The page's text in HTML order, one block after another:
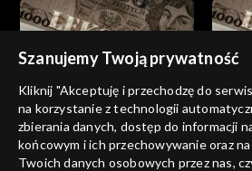
Leksykon PRL
Towarszysz MELS, czyli
czterech świętych
Szanujemy Twoją prywatność
Kliknij "Akceptuję i przechodzę do
na korzystanie z technologii
zbierania danych, dostęp do informacji
końcowym i ich przechowywanie oraz
Twoich danych osobowych przez nas,